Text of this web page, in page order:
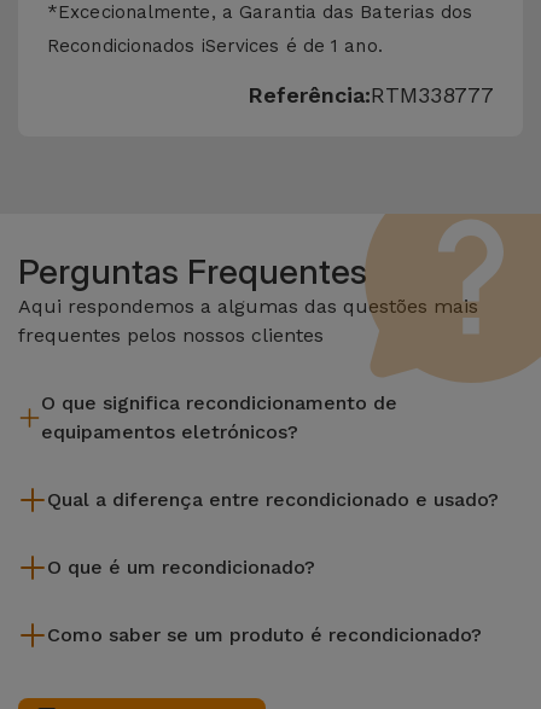
*Excecionalmente, a Garantia das Baterias dos
Recondicionados iServices é de 1 ano.
Referência:RTM338777
Perguntas Frequentes
Aqui respondemos a algumas das questões mais
frequentes pelos nossos clientes
O que significa recondicionamento de
equipamentos eletrónicos?
limpeza sem esquecer a reparação de algum componente
recondicionados da Services passam por vários e rigorosos
Qual a diferença entre recondicionado e usado?
e preparados por técnicos especializados para assegurar o
usado, um equipamento recondicionado da iServices oferece
O que é um recondicionado?
que foi pouco ou nada utilizado. Pode ter sido expostos em
Como saber se um produto é recondicionado?
packaging que não é o original do fabricante, ou, no caso de